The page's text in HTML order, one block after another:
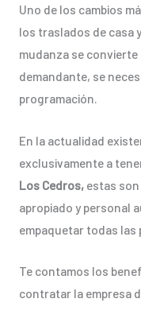
Uno de los cambios
los traslados de casa
mudanza se
demandante, se
programación.
En la actualidad
exclusivamente a
Los Cedros,estas son
apropiado y personal
empaquetar todas las
Te contamos los
contratar la empresa